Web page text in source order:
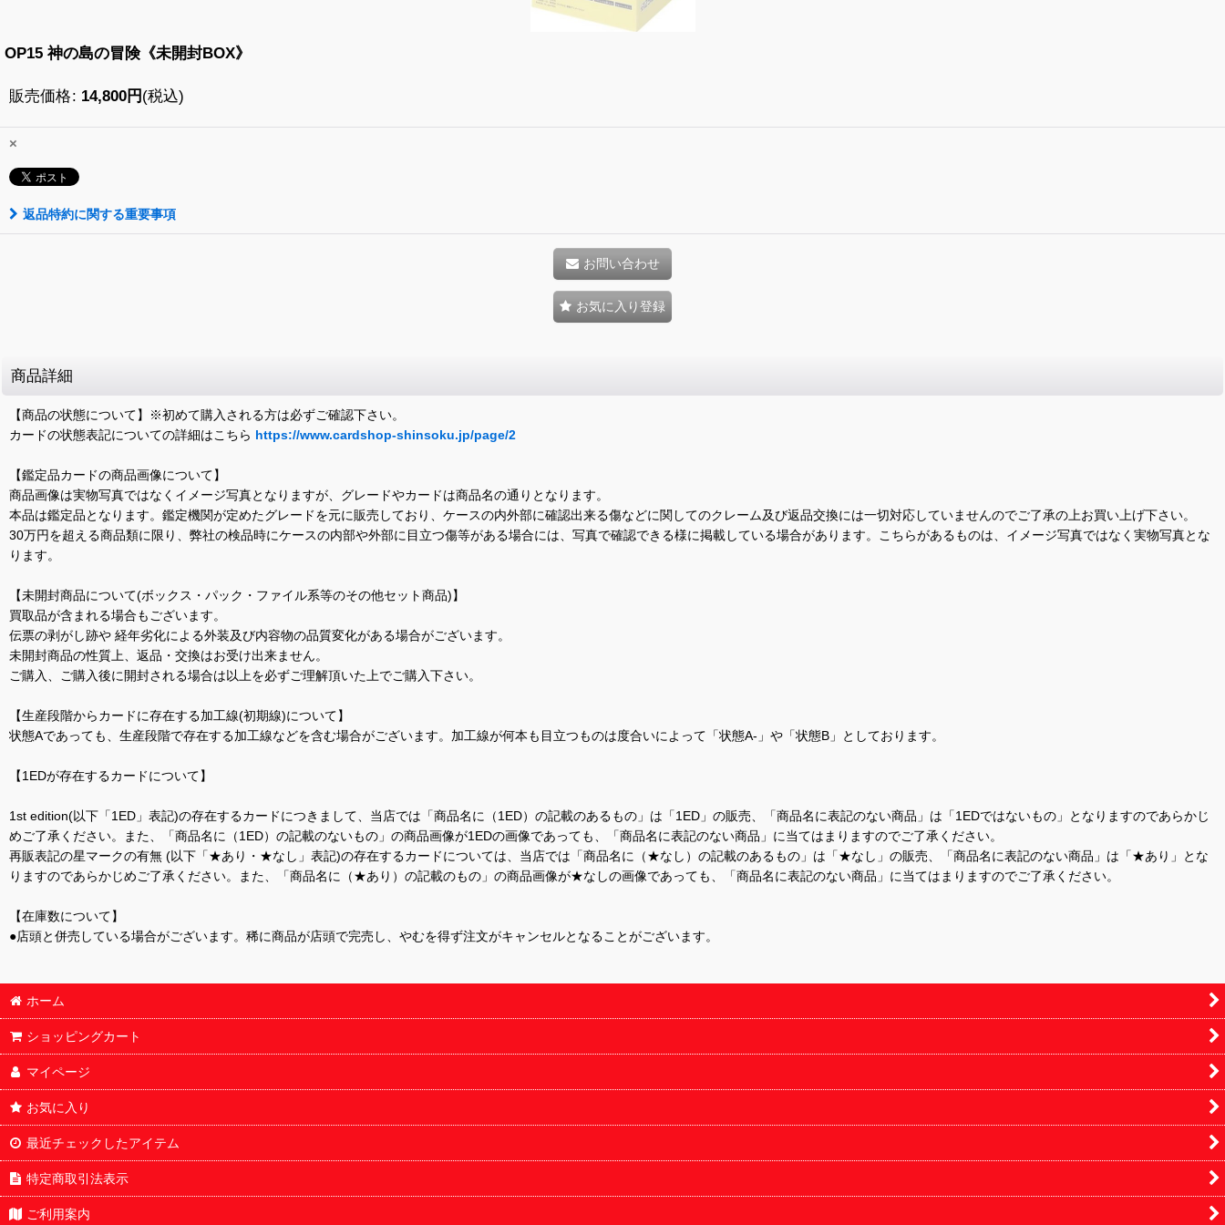
OP15 神の島の冒険《未開封BOX》
販売価格: 14,800円 (税込)
×
返品特約に関する重要事項
お問い合わせ
お気に入り登録
商品詳細
【商品の状態について】※初めて購入される方は必ずご確認下さい。
カードの状態表記についての詳細はこちら https://www.cardshop-shinsoku.jp/page/2
【鑑定品カードの商品画像について】
商品画像は実物写真ではなくイメージ写真となりますが、グレードやカードは商品名の通りとなります。
本品は鑑定品となります。鑑定機関が定めたグレードを元に販売しており、ケースの内外部に確認出来る傷などに関してのクレーム及び返品交換には一切対応していませんのでご了承の上お買い上げ下さい。
30万円を超える商品類に限り、弊社の検品時にケースの内部や外部に目立つ傷等がある場合には、写真で確認できる様に掲載している場合があります。こちらがあるものは、イメージ写真ではなく実物写真とな
ります。
【未開封商品について(ボックス・パック・ファイル系等のその他セット商品)】
買取品が含まれる場合もございます。
伝票の剥がし跡や 経年劣化による外装及び内容物の品質変化がある場合がございます。
未開封商品の性質上、返品・交換はお受け出来ません。
ご購入、ご購入後に開封される場合は以上を必ずご理解頂いた上でご購入下さい。
【生産段階からカードに存在する加工線(初期線)について】
状態Aであっても、生産段階で存在する加工線などを含む場合がございます。加工線が何本も目立つものは度合いによって「状態A-」や「状態B」としております。
【1EDが存在するカードについて】
1st edition(以下「1ED」表記)の存在するカードにつきまして、当店では「商品名に（1ED）の記載のあるもの」は「1ED」の販売、「商品名に表記のない商品」は「1EDではないもの」となりますのであらかじ
めご了承ください。また、「商品名に（1ED）の記載のないもの」の商品画像が1EDの画像であっても、「商品名に表記のない商品」に当てはまりますのでご了承ください。
再販表記の星マークの有無 (以下「★あり・★なし」表記)の存在するカードについては、当店では「商品名に（★なし）の記載のあるもの」は「★なし」の販売、「商品名に表記のない商品」は「★あり」とな
りますのであらかじめご了承ください。また、「商品名に（★あり）の記載のもの」の商品画像が★なしの画像であっても、「商品名に表記のない商品」に当てはまりますのでご了承ください。
【在庫数について】
●店頭と併売している場合がございます。稀に商品が店頭で完売し、やむを得ず注文がキャンセルとなることがございます。
ホーム
ショッピングカート
マイページ
お気に入り
最近チェックしたアイテム
特定商取引法表示
ご利用案内